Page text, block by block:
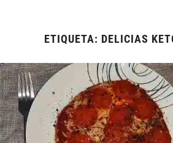
ETIQUETA: DELICIAS